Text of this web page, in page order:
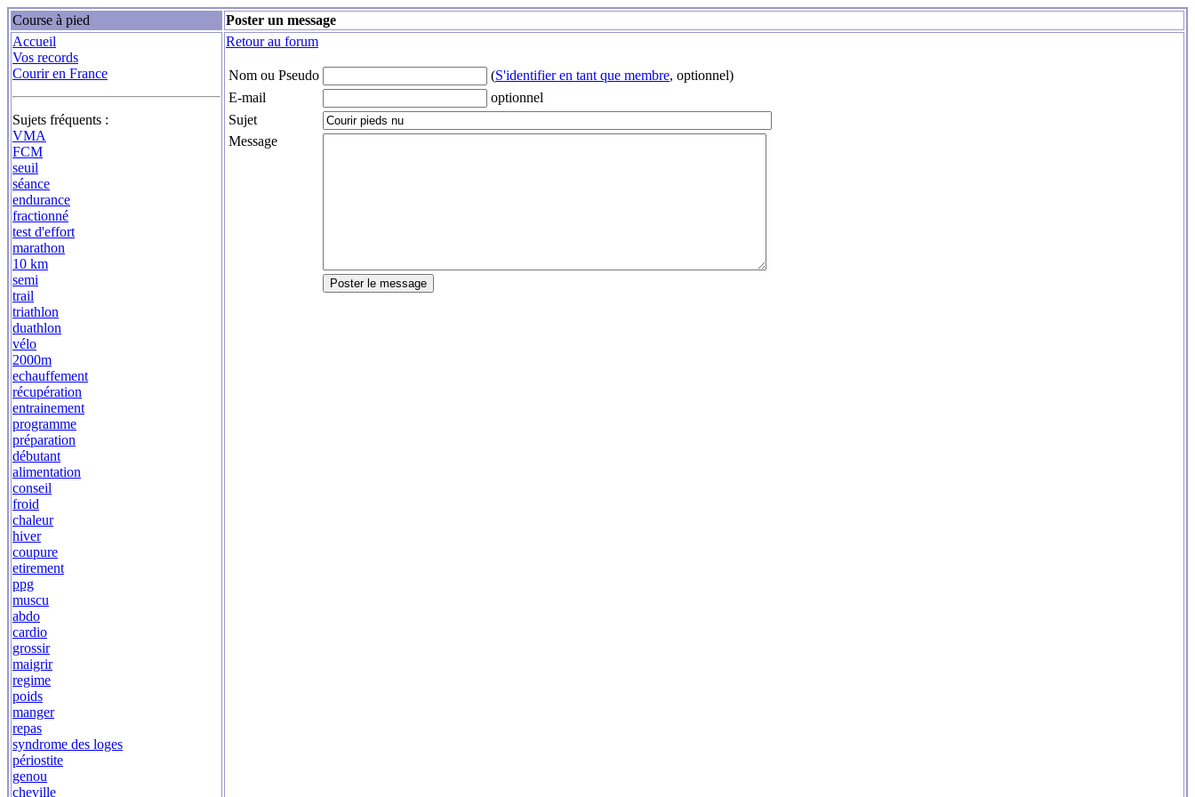
Course à pied
Poster un message
Accueil
Vos records
Courir en France
Sujets fréquents :
VMA
FCM
seuil
séance
endurance
fractionné
test d'effort
marathon
10 km
semi
trail
triathlon
duathlon
vélo
2000m
echauffement
récupération
entrainement
programme
préparation
débutant
alimentation
conseil
froid
chaleur
hiver
coupure
etirement
ppg
muscu
abdo
cardio
grossir
maigrir
regime
poids
manger
repas
syndrome des loges
périostite
genou
cheville
Retour au forum
Nom ou Pseudo (S'identifier en tant que membre, optionnel)
E-mail
optionnel
Sujet
Message